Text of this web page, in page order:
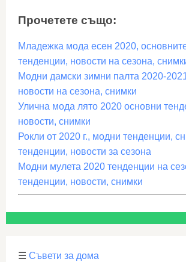
Прочетете също:
Младежка мода есен 2020,
тенденции, новости на сезона,
Модни дамски зимни палта 2020-
новости на сезона, снимки
Улична мода лято 2020 основни
новости, снимки
Рокли от 2020 г., модни тенденции,
тенденции, новости за сезона
Модни мулета 2020 тенденции на
тенденции, новости, снимки
☰ Съвети за дома